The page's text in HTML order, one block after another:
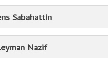
Sabahattin
Nazif